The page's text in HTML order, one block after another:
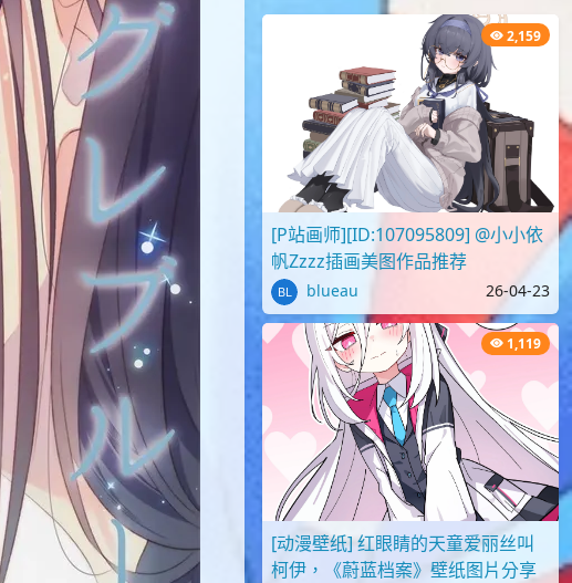
2,159
[P站画师][ID:107095809] @小小依
帆Zzzz插画美图作品推荐
blueau 26-04-23
1,119
[动漫壁纸] 红眼睛的天童爱丽丝叫
柯伊，《蔚蓝档案》壁纸图片分享